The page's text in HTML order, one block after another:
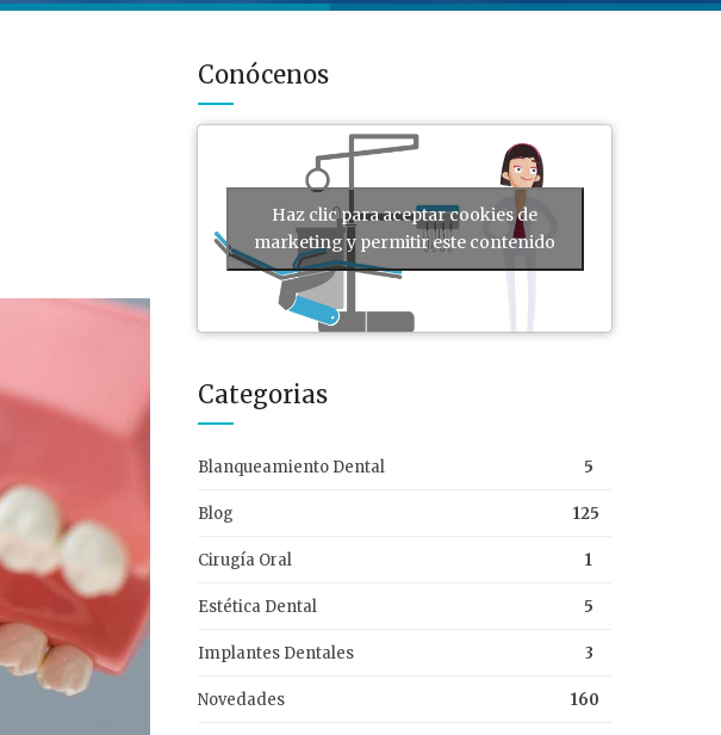
Conócenos
Haz clic para aceptar cookies de
marketing y permitir este contenido
Categorias
Blanqueamiento Dental 5
Blog 125
Cirugía Oral 1
Estética Dental 5
Implantes Dentales 3
Novedades 160